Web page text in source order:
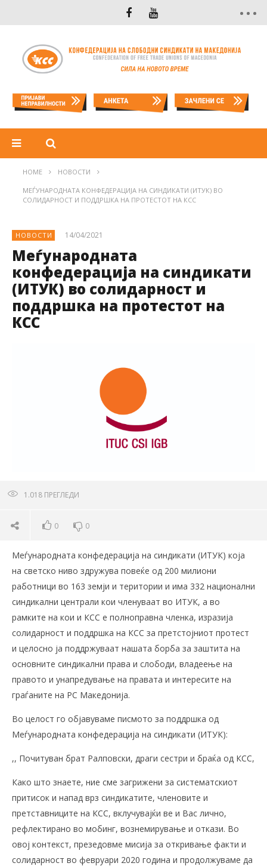
HOME НОВОСТИ
МЕЃУНАРОДНАТА КОНФЕДЕРАЦИЈА НА СИНДИКАТИ (ИТУК) ВО
СОЛИДАРНОСТ И ПОДДРШКА НА ПРОТЕСТОТ НА КСС
НОВОСТИ 14/04/2021
Меѓународната
конфедерација на синдикати
(ИТУК) во солидарност и
поддршка на протестот на
КСС
1.018 ПРЕГЛЕДИ
0 0
Меѓународната конфедерација на синдикати (ИТУК) која
на светско ниво здружува повеќе од 200 милиони
работници во 163 земји и територии и има 332 национални
синдикaлни централи кои членуваат во ИТУК, а во
рамките на кои и КСС е полноправна членка, изразија
солидарност и поддршка на КСС за претстојниот протест
и целосно ја поддржуваат нашата борба за заштита на
основните синдикални права и слободи, владеење на
правото и унапредување на правата и интересите на
граѓаните на РС Македонија.
Во целост го објавуваме писмото за поддршка од
Меѓународната конфедерација на синдикати (ИТУК):
,, Почитуван брат Ралповски, драги сестри и браќа од КСС,
Како што знаете, ние сме загрижени за систематскиот
притисок и напад врз синдикатите, членовите и
претставниците на КСС, вклучувајќи ве и Вас лично,
рефлектирано во мобинг, вознемирување и откази. Во
овој контекст, презедовме мисија за откривање факти и
солидарност во февруари 2020 година и продолжуваме да